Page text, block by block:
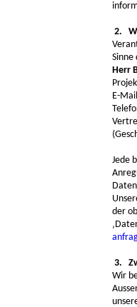
2.
Sinne
Herr
E-
Jede
der
3.
Wir